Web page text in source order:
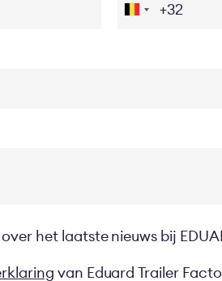
het laatste nieuws bij
van Eduard Trailer